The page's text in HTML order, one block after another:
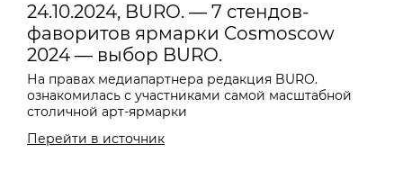
24.10.2024, BURO. — 7 стендов-
фаворитов ярмарки Cosmoscow
2024 — выбор BURO.
На правах медиапартнера редакция BURO.
ознакомилась с участниками самой масштабной
столичной арт-ярмарки
Перейти в источник